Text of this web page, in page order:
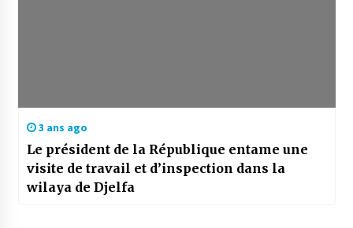
3 ans ago
Le président de la République entame une
visite de travail et d’inspection dans la
wilaya de Djelfa